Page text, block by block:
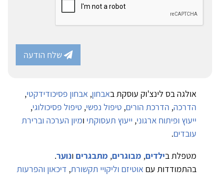
שלח הודעה
אולגה בס לינצ'וק עוסקת באבחון, אבחון פסיכודידקטי,
הדרכה, הדרכת הורים, טיפול נפשי, טיפול פסיכולוגי,
ייעוץ ופיתוח ארגוני, ייעוץ תעסוקתי ומיון הערכה וברירת
עובדים.
מטפלת בילדים, מבוגרים, מתבגרים ונוער.
בהתמודדות עם אוטיזם וליקויי תקשורת, דיכאון והפרעות